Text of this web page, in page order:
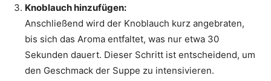
Knoblauch hinzufügen:
Anschließend wird der Knoblauch kurz angebraten,
bis sich das Aroma entfaltet, was nur etwa 30
Sekunden dauert. Dieser Schritt ist entscheidend, um
den Geschmack der Suppe zu intensivieren.